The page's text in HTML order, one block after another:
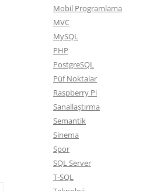
Mobil Programlama
MVC
MySQL
PHP
PostgreSQL
Püf Noktalar
Raspberry Pi
Sanallaştırma
Semantik
Sinema
Spor
SQL Server
T-SQL